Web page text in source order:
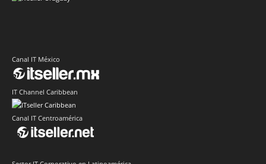
Canal IT México
IT Channel Caribbean
Canal IT Centroamérica